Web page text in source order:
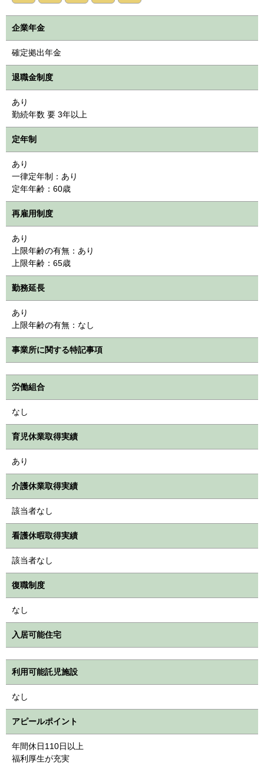
企業年金
確定拠出年金
退職金制度
あり
勤続年数 要 3年以上
定年制
あり
一律定年制：あり
定年年齢：60歳
再雇用制度
あり
上限年齢の有無：あり
上限年齢：65歳
勤務延長
あり
上限年齢の有無：なし
事業所に関する特記事項
労働組合
なし
育児休業取得実績
あり
介護休業取得実績
該当者なし
看護休暇取得実績
該当者なし
復職制度
なし
入居可能住宅
利用可能託児施設
なし
アピールポイント
年間休日110日以上
福利厚生が充実